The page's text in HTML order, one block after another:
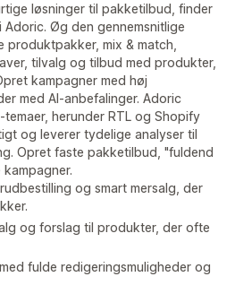
løsninger til pakketilbud, finder
Øg den gennemsnitlige
mix & match,
tilvalg og tilbud med produkter,
kampagner med høj
med AI-anbefalinger. Adoric
herunder RTL og Shopify
og leverer tydelige analyser til
Opret faste pakketilbud, "fuldend
og smart mersalg, der
og forslag til produkter, der ofte
fulde redigeringsmuligheder og